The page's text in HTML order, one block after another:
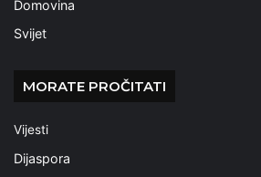
Domovina
Svijet
MORATE PROČITATI
Vijesti
Dijaspora